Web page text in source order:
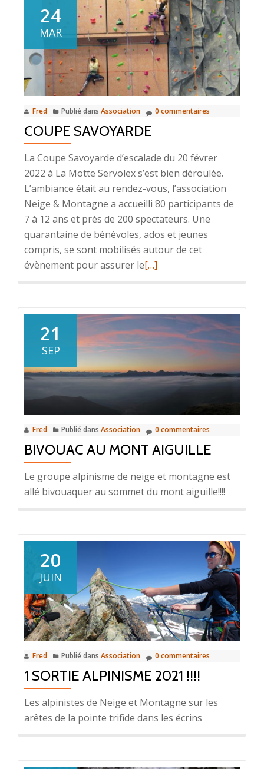
:
Calendrier
de
la
saison
24
MAR
Fred Publié dans Association 0 commentaires
COUPE SAVOYARDE
La Coupe Savoyarde d’escalade du 20 févrer
2022 à La Motte Servolex s’est bien déroulée.
L’ambiance était au rendez-vous, l’association
Neige & Montagne a accueilli 80 participants de
7 à 12 ans et près de 200 spectateurs. Une
quarantaine de bénévoles, ados et jeunes
compris, se sont mobilisés autour de cet
évènement pour assurer leEn
savoyarde
[…]
21
SEP
Fred Publié dans Association 0 commentaires
BIVOUAC AU MONT AIGUILLE
Le groupe alpinisme de neige et montagne est
allé bivouaquer au sommet du mont aiguille!!!!
20
JUIN
Fred Publié dans Association 0 commentaires
1 SORTIE ALPINISME 2021 !!!!
Les alpinistes de Neige et Montagne sur les
arêtes de la pointe trifide dans les écrins